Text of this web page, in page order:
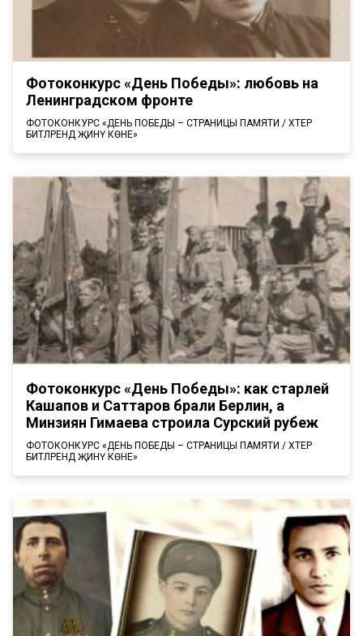
Фотоконкурс «День Победы»: любовь на
Ленинградском фронте
ФОТОКОНКУРС «ДЕНЬ ПОБЕДЫ – СТРАНИЦЫ ПАМЯТИ / ХӘТЕР
БИТЛӘРЕНДӘ ҖИНҮ КӨНЕ»
Фотоконкурс «День Победы»: как старлей
Кашапов и Саттаров брали Берлин, а
Минзиян Гимаева строила Сурский рубеж
ФОТОКОНКУРС «ДЕНЬ ПОБЕДЫ – СТРАНИЦЫ ПАМЯТИ / ХӘТЕР
БИТЛӘРЕНДӘ ҖИНҮ КӨНЕ»